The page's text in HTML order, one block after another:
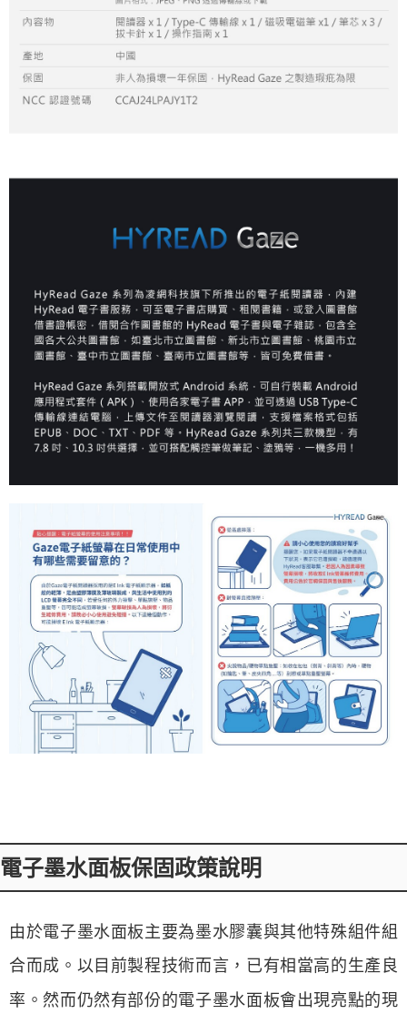
電子墨水面板保固政策說明
由於電子墨水面板主要為墨水膠囊與其他特殊組件組
合而成。以目前製程技術而言，已有相當高的生產良
率。然而仍然有部份的電子墨水面板會出現亮點的現